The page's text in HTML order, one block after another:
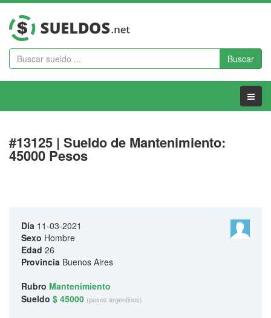
Buscar
Menu
#13125 | Sueldo de Mantenimiento:
45000 Pesos
Día 11-03-2021
Sexo Hombre
Edad 26
Provincia Buenos Aires
Rubro Mantenimiento
Sueldo $ 45000 (pesos argentinos)